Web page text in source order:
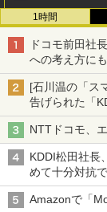
1時間
ドコモ前田社
への考え方に
[石川温の「ス
告げられた「
穴と楽天モバ
NTTドコモ、
KDDI松田社長
めて十分対抗で
Amazonで「